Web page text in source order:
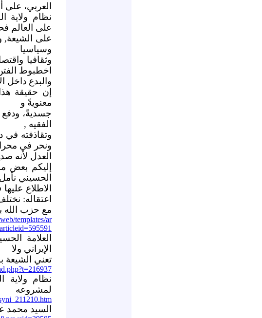
العربي، على
نظام
على العالم
على الشيعة,
وسياسيا
وثقافيا
اخطبوط
والبدع داخل
إن حقيقة
معنويةً و
جسديةً، ودفع
الفقيه ,
وتقاذفته في
ونحر في
العدل لأنه
إليكم بعض
الحسيني نأمل
الاطلاع
اعتقاله:
مع حزب الله
templates/ar
العلامة
الإيراني ولا
تعني الشيعة
نظام ولاية
لمشروعه
السيد محمد